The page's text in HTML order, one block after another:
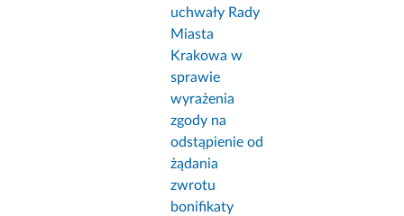
uchwały Rady
Miasta
Krakowa w
sprawie
wyrażenia
zgody na
odstąpienie od
żądania
zwrotu
bonifikaty